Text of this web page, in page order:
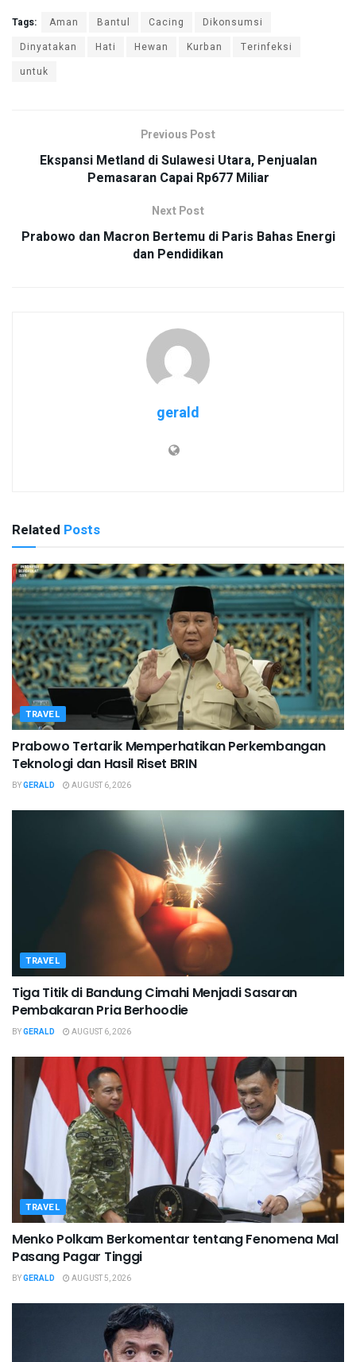
Tags: Aman Bantul Cacing
Dikonsumsi
Dinyatakan
Hati Hewan Kurban
Terinfeksi
untuk
Previous Post
Ekspansi Metland di Sulawesi Utara, Penjualan
Pemasaran Capai Rp677 Miliar
Next Post
Prabowo dan Macron Bertemu di Paris Bahas Energi
dan Pendidikan
gerald
Related Posts
TRAVEL
Prabowo Tertarik Memperhatikan Perkembangan
Teknologi dan Hasil Riset BRIN
BYGERALD AUGUST 6, 2026
TRAVEL
Tiga Titik di Bandung Cimahi Menjadi Sasaran
Pembakaran Pria Berhoodie
BYGERALD AUGUST 6, 2026
TRAVEL
Menko Polkam Berkomentar tentang Fenomena Mal
Pasang Pagar Tinggi
BYGERALD AUGUST 5, 2026